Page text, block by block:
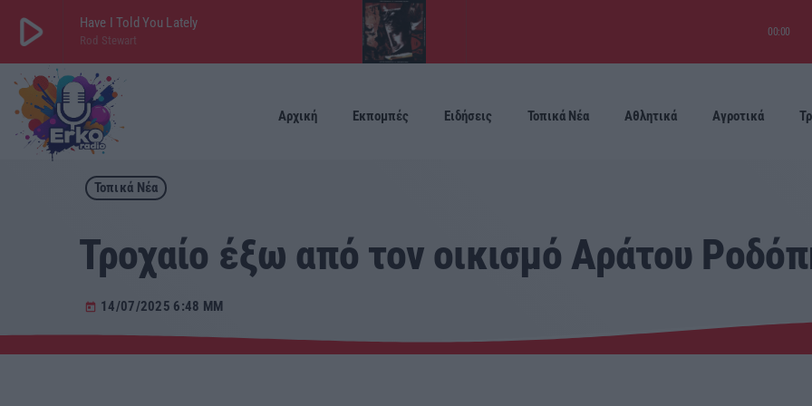
play_arrow Have I Told You Lately
Rod Stewart
00:00
play_arrow ΕΡΚΟ
LIVE
Αρχική Εκπομπές Ειδήσεις Τοπικά Νέα Αθλητικά Αγροτικά
Τοπικά Νέα
Τροχαίο έξω από τον οικισμό Αράτου
today 14/07/2025 6:48 ΜΜ